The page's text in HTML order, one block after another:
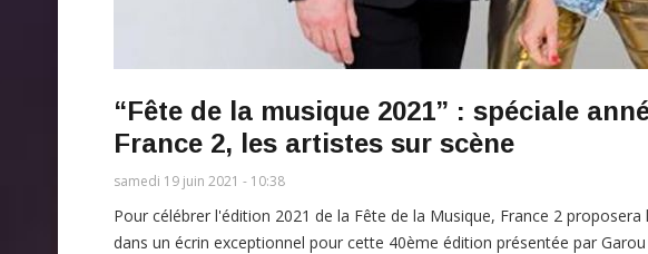
“Fête de la musique 2021” : spéciale
France 2, les artistes sur scène
samedi 19 juin 2021 - 10:38
Pour célébrer l'édition 2021 de la Fête de la Musique, France 2
dans un écrin exceptionnel pour cette 40ème édition présentée par